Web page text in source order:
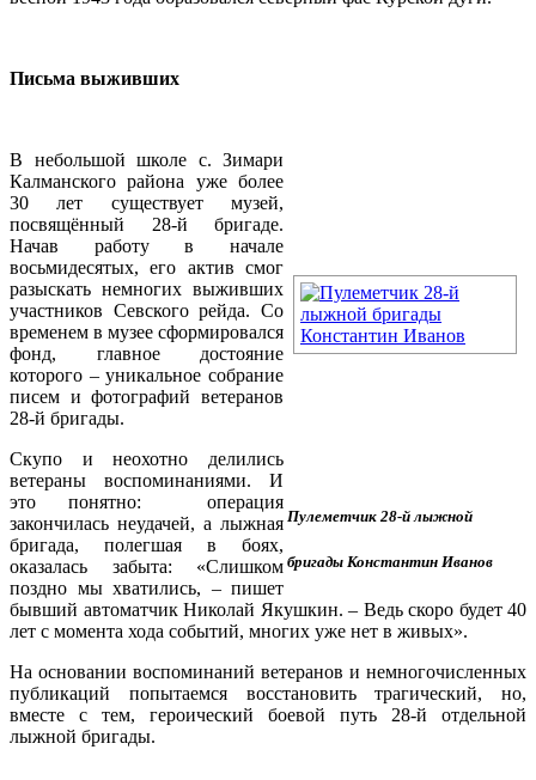
Письма выживших
Пулеметчик 28-й лыжной
бригады Константин Иванов
В небольшой школе с. Зимари
Калманского района уже более
30 лет существует музей,
посвящённый 28-й бригаде.
Начав работу в начале
восьмидесятых, его актив смог
разыскать немногих выживших
участников Севского рейда. Со
временем в музее сформировался
фонд, главное достояние
которого – уникальное собрание
писем и фотографий ветеранов
28-й бригады.
Скупо и неохотно делились
ветераны воспоминаниями. И
это понятно: операция
закончилась неудачей, а лыжная
бригада, полегшая в боях,
оказалась забыта: «Слишком
поздно мы хватились, – пишет
бывший автоматчик Николай Якушкин. – Ведь скоро будет 40
лет с момента хода событий, многих уже нет в живых».
На основании воспоминаний ветеранов и немногочисленных
публикаций попытаемся восстановить трагический, но,
вместе с тем, героический боевой путь 28-й отдельной
лыжной бригады.